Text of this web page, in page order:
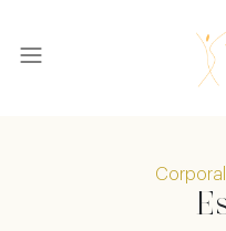
Corporal